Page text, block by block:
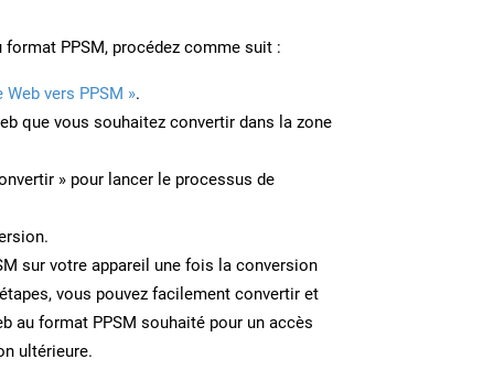
format PPSM, procédez comme suit :
Web vers PPSM ».
que vous souhaitez convertir dans la zone
» pour lancer le processus de
sur votre appareil une fois la conversion
vous pouvez facilement convertir et
au format PPSM souhaité pour un accès
ultérieure.